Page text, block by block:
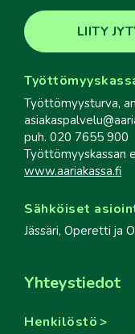
LIITY
Työttömyysturva,
puh. 020 7655 900
Työttömyyskassan
www.aariakassa.fi
Sähköiset
Jässäri, Operetti ja
Yhteystiedot
Henkilöstö